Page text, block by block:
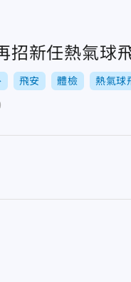
招新任熱氣
飛安 體檢 熱氣球